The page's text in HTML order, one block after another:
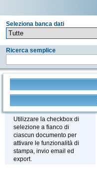
Seleziona banca dati
Ricerca semplice
Stampa - Email - Export
Utilizzare la checkbox di
selezione a fianco di
ciascun documento per
attivare le funzionalità di
stampa, invio email ed
export.